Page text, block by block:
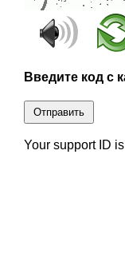
Введите код с
Отправить
Your support ID